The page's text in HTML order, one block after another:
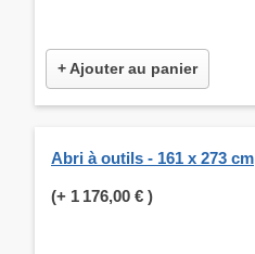
+ Ajouter au panier
Abri à outils - 161 x 273 cm
(+ 1 176,00 € )